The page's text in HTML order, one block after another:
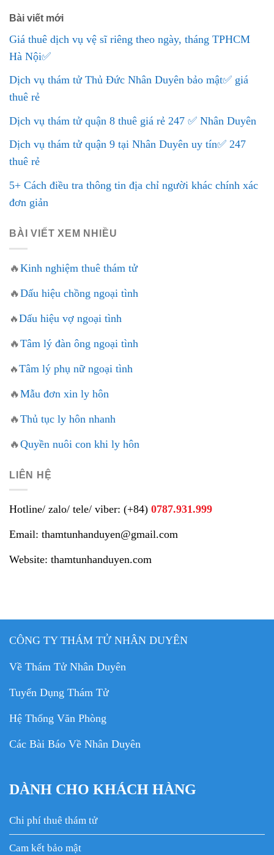
Bài viết mới
Giá thuê dịch vụ vệ sĩ riêng theo ngày, tháng TPHCM
Hà Nội✅
Dịch vụ thám tử Thủ Đức Nhân Duyên bảo mật✅ giá
thuê rẻ
Dịch vụ thám tử quận 8 thuê giá rẻ 247 ✅ Nhân Duyên
Dịch vụ thám tử quận 9 tại Nhân Duyên uy tín✅ 247
thuê rẻ
5+ Cách điều tra thông tin địa chỉ người khác chính xác
đơn giản
BÀI VIẾT XEM NHIỀU
🔥Kinh nghiệm thuê thám tử
🔥Dấu hiệu chồng ngoại tình
🔥Dấu hiệu vợ ngoại tình
🔥Tâm lý đàn ông ngoại tình
🔥Tâm lý phụ nữ ngoại tình
🔥Mẫu đơn xin ly hôn
🔥Thủ tục ly hôn nhanh
🔥Quyền nuôi con khi ly hôn
LIÊN HỆ
Hotline/ zalo/ tele/ viber: (+84) 0787.931.999
Email: thamtunhanduyen@gmail.com
Website: thamtunhanduyen.com
CÔNG TY THÁM TỬ NHÂN DUYÊN
Về Thám Tử Nhân Duyên
Tuyển Dụng Thám Tử
Hệ Thống Văn Phòng
Các Bài Báo Về Nhân Duyên
DÀNH CHO KHÁCH HÀNG
Chi phí thuê thám tử
Cam kết bảo mật